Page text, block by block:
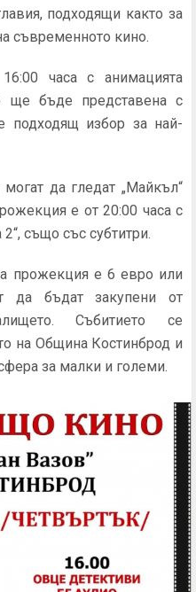
подходящи както за
съвременното кино.
часа с анимацията
ще бъде представена с
подходящ избор за най-
да гледат „Майкъл“
е от 20:00 часа с
също със субтитри.
прожекция е 6 евро или
да бъдат закупени от
Събитието се
на Община Костинброд и
за малки и големи.